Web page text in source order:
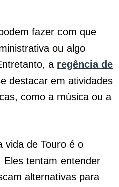
fazer com que
ou algo
a regência de
destacar em atividades
como a música ou a
vida de Touro é o
Eles tentam entender
alternativas para